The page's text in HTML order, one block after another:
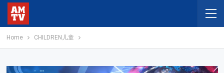
Home CHILDREN儿童